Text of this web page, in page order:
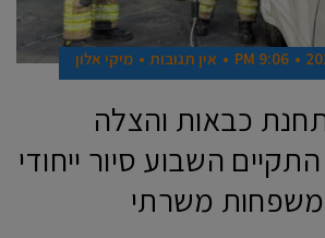
9:06 PM אין תגובות מיקי אלון
כבאות והצלה
השבוע סיור ייחודי
משפחות משרתי